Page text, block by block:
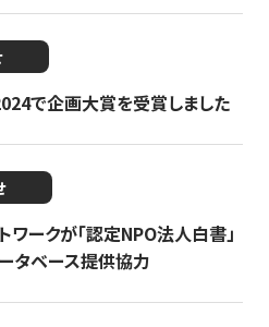
で企画大賞を受賞しました
ークが「認定NPO法人白書」
タベース提供協力